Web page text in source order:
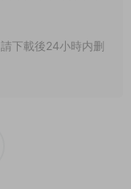
下載後24小時内删